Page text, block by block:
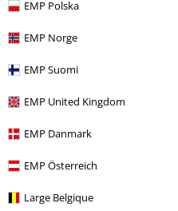
EMP Polska
EMP Norge
EMP Suomi
EMP United Kingdom
EMP Danmark
EMP Österreich
Large Belgique
Kč 1.089,00
0 Hodnocení